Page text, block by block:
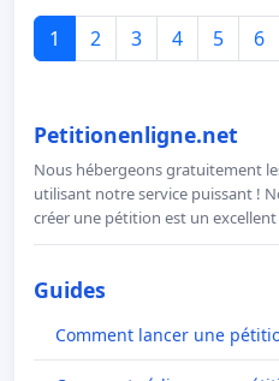
1 2 3 4 5 6
Petitionenligne.net
Nous hébergeons gratuitement
utilisant notre service puissant !
créer une pétition est un
Guides
Comment lancer une